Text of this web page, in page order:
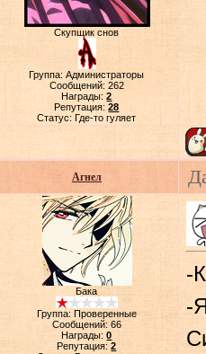
Скупщик снов
Группа: Администраторы
Сообщений: 262
Награды:2
Репутация:28
Статус:Где-то гуляет
Агнел
Бака
Группа: Проверенные
Сообщений: 66
Награды:0
Репутация:2
-
-